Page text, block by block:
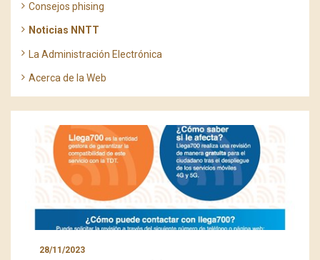
Consejos phising
Noticias NNTT
La Administración Electrónica
Acerca de la Web
28/11/2023